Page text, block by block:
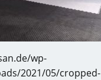
wp-
2021/05/cropped-